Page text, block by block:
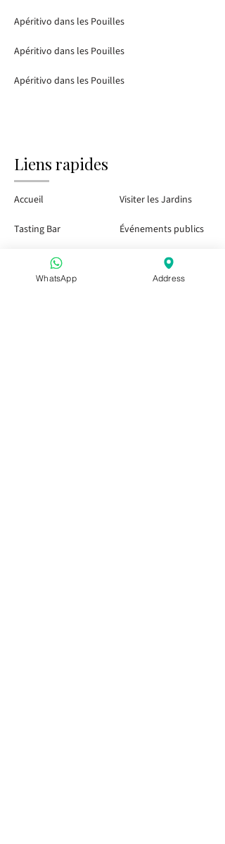
Apéritivo dans les Pouilles
Apéritivo dans les Pouilles
Apéritivo dans les Pouilles
Liens rapides
Accueil
Tasting Bar
Enfants et Famille
Visiter les Jardins
Événements publics
Événements privés
WhatsApp Address